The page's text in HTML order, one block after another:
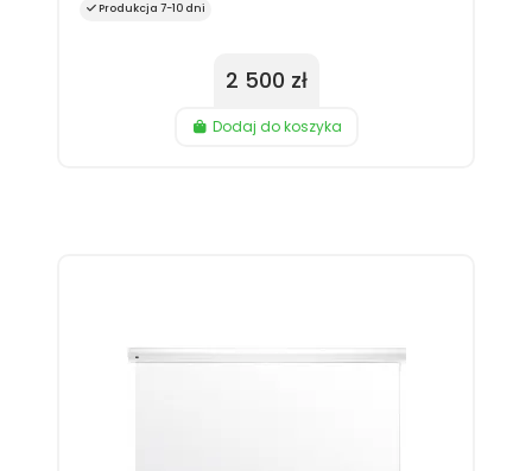
Produkcja 7-10 dni
2 500 zł
Dodaj do koszyka